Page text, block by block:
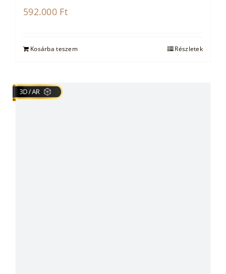
592.000 Ft
Kosárba teszem Részletek